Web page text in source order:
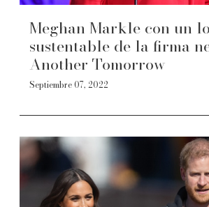
Meghan Markle con un
sustentable de la firma
Another Tomorrow
Septiembre 07, 2022